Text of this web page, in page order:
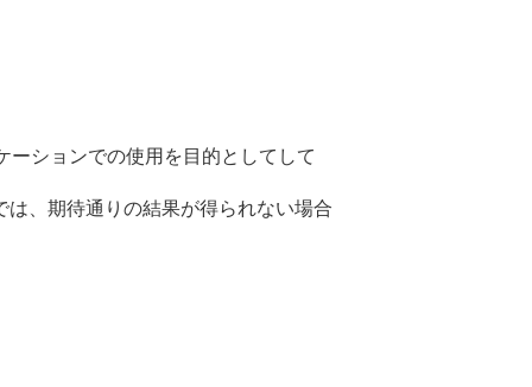
ションでの使用を目的としてして
、期待通りの結果が得られない場合